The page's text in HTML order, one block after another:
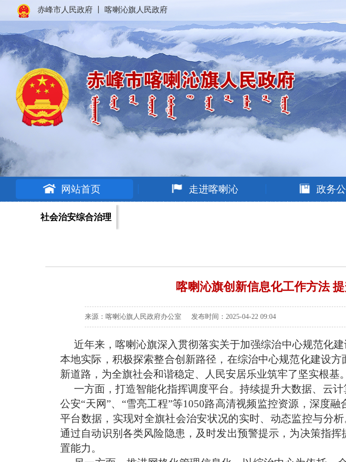
赤峰市人民政府 喀喇沁旗人民政府
网站首页 走进喀喇沁 政务
社会治安综合治理
喀喇沁旗创新信息化工作方法
来源：喀喇沁旗人民政府办公室 发布时间：2025-04-22 09:04
近年来，喀喇沁旗深入贯彻落实关于加强综治中心规范化
本地实际，积极探索整合创新路径，在综治中心规范化建设
新道路，为全旗社会和谐稳定、人民安居乐业筑牢了坚实根基。
一方面，打造智能化指挥调度平台。持续提升大数据、云
公安“天网”、“雪亮工程”等1050路高清视频监控资源 ， 深度融
平台数据 ， 实现对全旗社会治安状况的实时、动态监控与分析
通过自动识别各类风险隐患，及时发出预警提示，为决策指
置能力。